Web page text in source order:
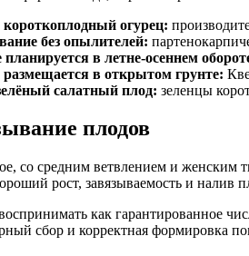
огурец:
без опылителей:
в летне-осеннем
размещается в открытом грунте:
салатный плод: зеленцы
плодов
со средним ветвлением и
рост, завязываемость и налив
как гарантированное
сбор и корректная формировка